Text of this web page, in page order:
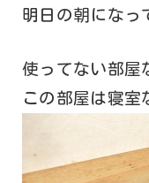
明日の朝になっ
使ってない部屋
この部屋は寝室